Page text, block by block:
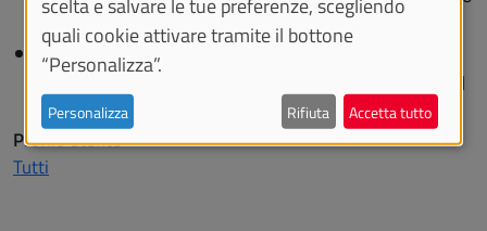
redazione.unitomedia@unito.it
Per registrazioni e dirette streaming: inviare una
richiesta compilando il modulo online disponibile sul
Service Desk UniTo
Profilo utente
Tutti
scelta e salvare le tue preferenze, scegliendo
quali cookie attivare tramite il bottone
“Personalizza”.
Personalizza Rifiuta Accetta tutto